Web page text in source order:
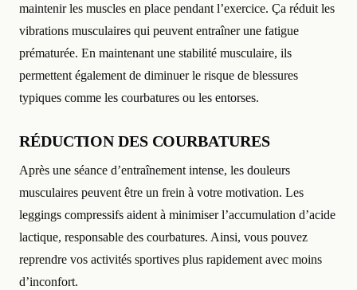
maintenir les muscles en place pendant l’exercice. Ça réduit les
vibrations musculaires qui peuvent entraîner une fatigue
prématurée. En maintenant une stabilité musculaire, ils
permettent également de diminuer le risque de blessures
typiques comme les courbatures ou les entorses.
RÉDUCTION DES COURBATURES
Après une séance d’entraînement intense, les douleurs
musculaires peuvent être un frein à votre motivation. Les
leggings compressifs aident à minimiser l’accumulation d’acide
lactique, responsable des courbatures. Ainsi, vous pouvez
reprendre vos activités sportives plus rapidement avec moins
d’inconfort.